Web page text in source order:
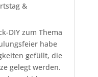
&
DIY zum Thema
habe
gefüllt, die
gelegt werden.